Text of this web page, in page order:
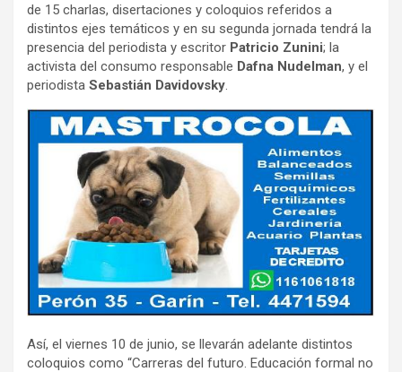
de 15 charlas, disertaciones y coloquios referidos a
distintos ejes temáticos y en su segunda jornada tendrá la
presencia del periodista y escritor Patricio Zunini; la
activista del consumo responsable Dafna Nudelman, y el
periodista Sebastián Davidovsky.
Así, el viernes 10 de junio, se llevarán adelante distintos
coloquios como “Carreras del futuro. Educación formal no